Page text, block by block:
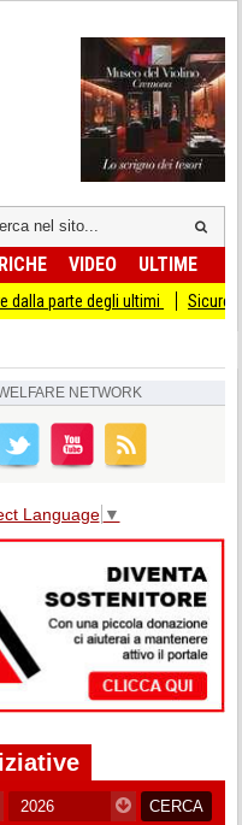
VIDEO ULTIME
ultimi Sicurezza I Giovani
NETWORK
Language ▼